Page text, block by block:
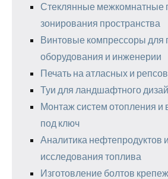
Стеклянные межкомнатные
зонирования пространства
Винтовые компрессоры
оборудования и инженерии
Печать на атласных и
Туи для ландшафтного
Монтаж систем отопления и
под ключ
Аналитика нефтепродуктов
исследования топлива
Изготовление болтов